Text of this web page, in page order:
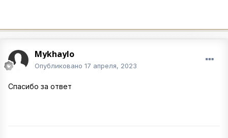
Mykhaylo
Опубликовано 17 апреля, 2023
Спасибо за ответ